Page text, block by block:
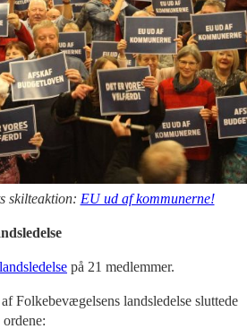
skilteaktion: EU ud af kommunerne!
på 21 medlemmer.
Folkebevægelsens landsledelse sluttede